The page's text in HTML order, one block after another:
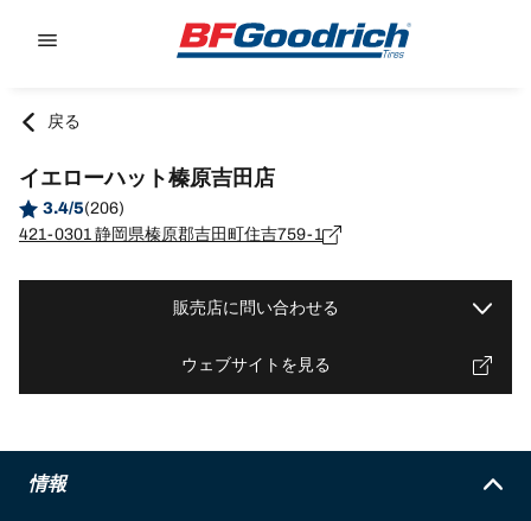
戻る
イエローハット榛原吉田店
3.4/5(206)
421-0301 静岡県榛原郡吉田町住吉759-1
販売店に問い合わせる
ウェブサイトを見る
情報